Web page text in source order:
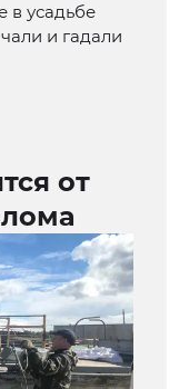
в усадьбе
и гадали
от